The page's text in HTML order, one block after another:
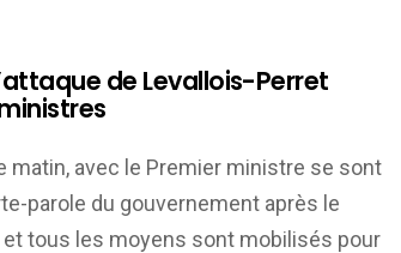
de Levallois-Perret
matin, avec le Premier ministre se sont
parole du gouvernement après le
tous les moyens sont mobilisés pour